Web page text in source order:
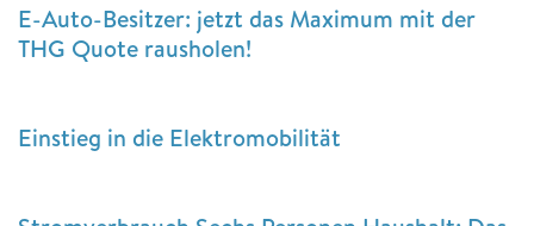
E-Auto-Besitzer: jetzt das Maximum mit der
THG Quote rausholen!
Einstieg in die Elektromobilität